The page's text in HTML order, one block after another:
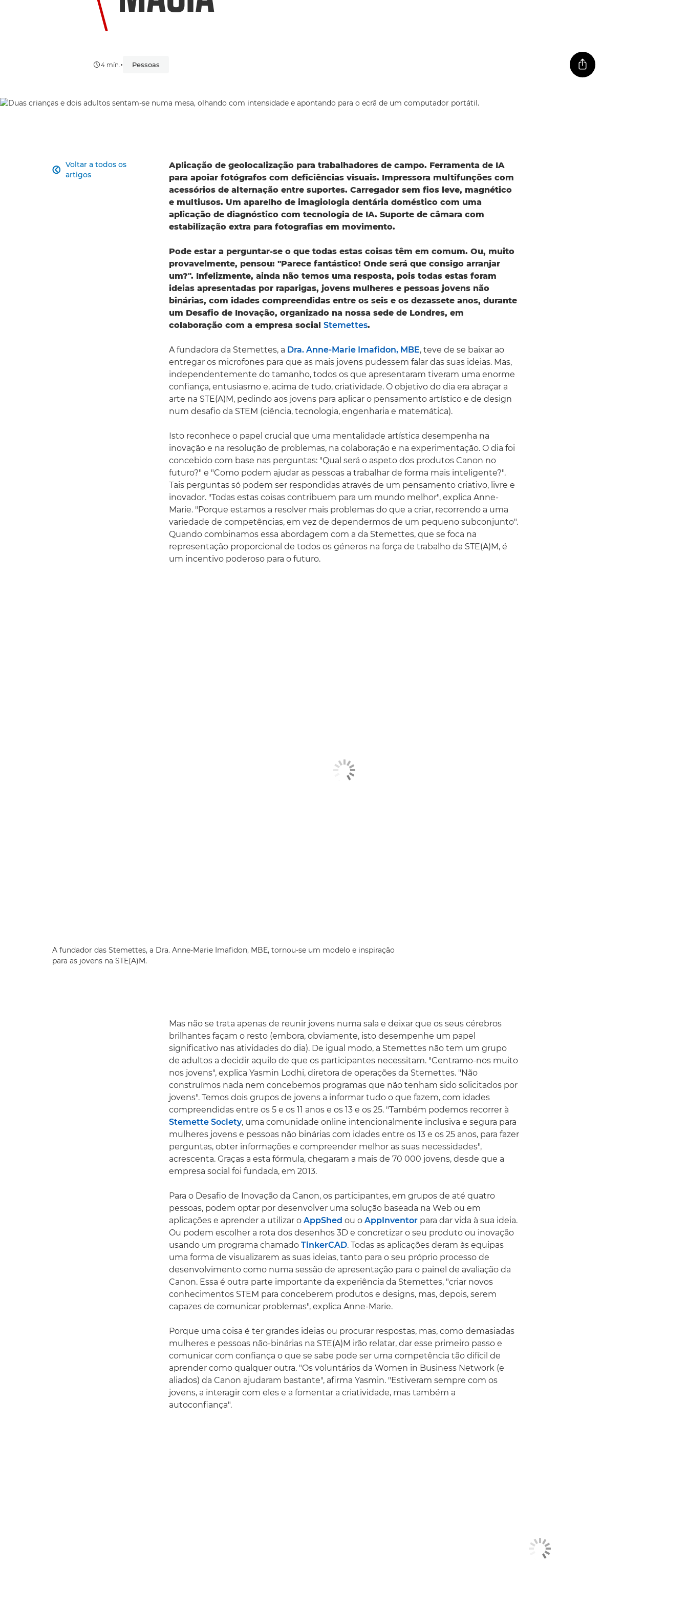
4 mín. • Pessoas
Voltar a todos os
artigos

Aplicação de geolocalização para trabalhadores de campo. Ferramenta de IA
para apoiar fotógrafos com deficiências visuais. Impressora multifunções com
acessórios de alternação entre suportes. Carregador sem fios leve, magnético
e multiusos. Um aparelho de imagiologia dentária doméstico com uma
aplicação de diagnóstico com tecnologia de IA. Suporte de câmara com
estabilização extra para fotografias em movimento.
Pode estar a perguntar-se o que todas estas coisas têm em comum. Ou, muito
provavelmente, pensou: "Parece fantástico! Onde será que consigo arranjar
um?". Infelizmente, ainda não temos uma resposta, pois todas estas foram
ideias apresentadas por raparigas, jovens mulheres e pessoas jovens não
binárias, com idades compreendidas entre os seis e os dezassete anos, durante
um Desafio de Inovação, organizado na nossa sede de Londres, em
colaboração com a empresa social Stemettes.
A fundadora da Stemettes, a Dra. Anne-Marie Imafidon, MBE, teve de se baixar ao
entregar os microfones para que as mais jovens pudessem falar das suas ideias. Mas,
independentemente do tamanho, todos os que apresentaram tiveram uma enorme
confiança, entusiasmo e, acima de tudo, criatividade. O objetivo do dia era abraçar a
arte na STE(A)M, pedindo aos jovens para aplicar o pensamento artístico e de design
num desafio da STEM (ciência, tecnologia, engenharia e matemática).
Isto reconhece o papel crucial que uma mentalidade artística desempenha na
inovação e na resolução de problemas, na colaboração e na experimentação. O dia foi
concebido com base nas perguntas: "Qual será o aspeto dos produtos Canon no
futuro?" e "Como podem ajudar as pessoas a trabalhar de forma mais inteligente?".
Tais perguntas só podem ser respondidas através de um pensamento criativo, livre e
inovador. "Todas estas coisas contribuem para um mundo melhor", explica Anne-
Marie. "Porque estamos a resolver mais problemas do que a criar, recorrendo a uma
variedade de competências, em vez de dependermos de um pequeno subconjunto".
Quando combinamos essa abordagem com a da Stemettes, que se foca na
representação proporcional de todos os géneros na força de trabalho da STE(A)M, é
um incentivo poderoso para o futuro.
A fundador das Stemettes, a Dra. Anne-Marie Imafidon, MBE, tornou-se um modelo e inspiração
para as jovens na STE(A)M.
Mas não se trata apenas de reunir jovens numa sala e deixar que os seus cérebros
brilhantes façam o resto (embora, obviamente, isto desempenhe um papel
significativo nas atividades do dia). De igual modo, a Stemettes não tem um grupo
de adultos a decidir aquilo de que os participantes necessitam. "Centramo-nos muito
nos jovens", explica Yasmin Lodhi, diretora de operações da Stemettes. "Não
construímos nada nem concebemos programas que não tenham sido solicitados por
jovens". Temos dois grupos de jovens a informar tudo o que fazem, com idades
compreendidas entre os 5 e os 11 anos e os 13 e os 25. "Também podemos recorrer à
Stemette Society, uma comunidade online intencionalmente inclusiva e segura para
mulheres jovens e pessoas não binárias com idades entre os 13 e os 25 anos, para fazer
perguntas, obter informações e compreender melhor as suas necessidades",
acrescenta. Graças a esta fórmula, chegaram a mais de 70 000 jovens, desde que a
empresa social foi fundada, em 2013.
Para o Desafio de Inovação da Canon, os participantes, em grupos de até quatro
pessoas, podem optar por desenvolver uma solução baseada na Web ou em
aplicações e aprender a utilizar o AppShed ou o AppInventor para dar vida à sua ideia.
Ou podem escolher a rota dos desenhos 3D e concretizar o seu produto ou inovação
usando um programa chamado TinkerCAD. Todas as aplicações deram às equipas
uma forma de visualizarem as suas ideias, tanto para o seu próprio processo de
desenvolvimento como numa sessão de apresentação para o painel de avaliação da
Canon. Essa é outra parte importante da experiência da Stemettes, "criar novos
conhecimentos STEM para conceberem produtos e designs, mas, depois, serem
capazes de comunicar problemas", explica Anne-Marie.
Porque uma coisa é ter grandes ideias ou procurar respostas, mas, como demasiadas
mulheres e pessoas não-binárias na STE(A)M irão relatar, dar esse primeiro passo e
comunicar com confiança o que se sabe pode ser uma competência tão difícil de
aprender como qualquer outra. "Os voluntários da Women in Business Network (e
aliados) da Canon ajudaram bastante", afirma Yasmin. "Estiveram sempre com os
jovens, a interagir com eles e a fomentar a criatividade, mas também a
autoconfiança".